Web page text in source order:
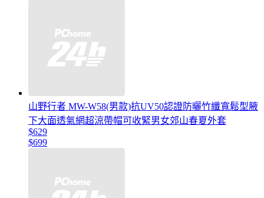
山野行者 MW-W58(男款)抗UV50認證防曬竹纖寬鬆型腋
下大面透氣網超涼帶帽可收緊男女郊山春夏外套
$629
$699